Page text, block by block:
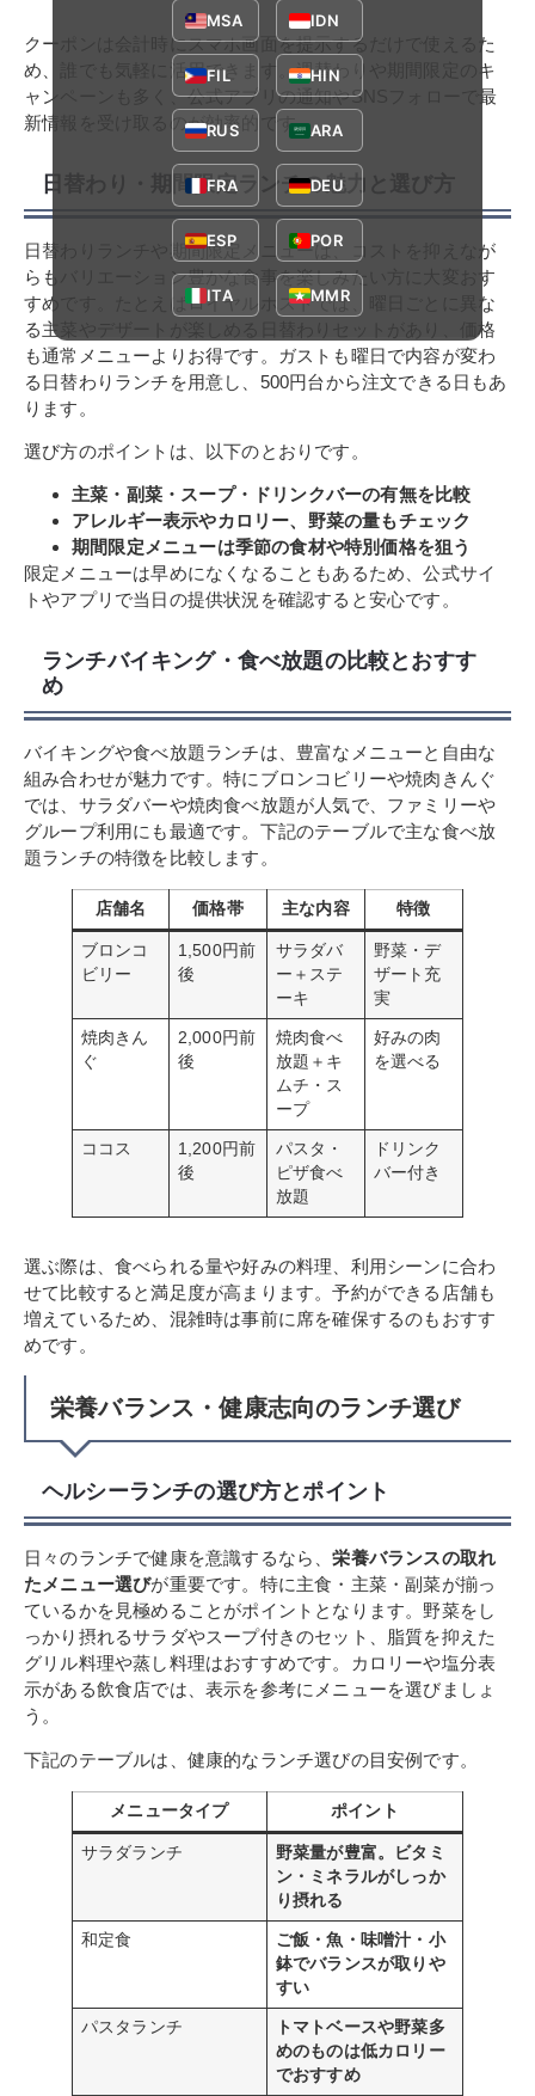
クーポンは会計時にスマホ画面を提示するだけで使えるた
め、誰でも気軽に活用できます。週替わりや期間限定のキ
ャンペーンも多く、公式アプリの通知やSNSフォローで最
新情報を受け取るのが効率的です。
日替わり・期間限定ランチの魅力と選び方
日替わりランチや期間限定メニューは、コストを抑えなが
らもバリエーション豊かな食事を楽しみたい方に大変おす
すめです。たとえばロイヤルホストでは、曜日ごとに異な
る主菜やデザートが楽しめる日替わりセットがあり、価格
も通常メニューよりお得です。ガストも曜日で内容が変わ
る日替わりランチを用意し、500円台から注文できる日もあ
ります。
選び方のポイントは、以下のとおりです。
主菜・副菜・スープ・ドリンクバーの有無を比較
アレルギー表示やカロリー、野菜の量もチェック
期間限定メニューは季節の食材や特別価格を狙う
限定メニューは早めになくなることもあるため、公式サイ
トやアプリで当日の提供状況を確認すると安心です。
ランチバイキング・食べ放題の比較とおすす
め
バイキングや食べ放題ランチは、豊富なメニューと自由な
組み合わせが魅力です。特にブロンコビリーや焼肉きんぐ
では、サラダバーや焼肉食べ放題が人気で、ファミリーや
グループ利用にも最適です。下記のテーブルで主な食べ放
題ランチの特徴を比較します。
店舗名 価格帯 主な内容 特徴
ブロンコ
ビリー
1,500円前
後
サラダバ
ー＋ステ
ーキ
野菜・デ
ザート充
実
焼肉きん
ぐ
2,000円前
後
焼肉食べ
放題＋キ
ムチ・ス
ープ
好みの肉
を選べる
ココス
1,200円前
後
パスタ・
ピザ食べ
放題
ドリンク
バー付き
選ぶ際は、食べられる量や好みの料理、利用シーンに合わ
せて比較すると満足度が高まります。予約ができる店舗も
増えているため、混雑時は事前に席を確保するのもおすす
めです。
栄養バランス・健康志向のランチ選び
ヘルシーランチの選び方とポイント
日々のランチで健康を意識するなら、栄養バランスの取れ
たメニュー選びが重要です。特に主食・主菜・副菜が揃っ
ているかを見極めることがポイントとなります。野菜をし
っかり摂れるサラダやスープ付きのセット、脂質を抑えた
グリル料理や蒸し料理はおすすめです。カロリーや塩分表
示がある飲食店では、表示を参考にメニューを選びましょ
う。
下記のテーブルは、健康的なランチ選びの目安例です。
メニュータイプ ポイント
サラダランチ
野菜量が豊富。ビタミ
ン・ミネラルがしっか
り摂れる
和定食
ご飯・魚・味噌汁・小
鉢でバランスが取りや
すい
パスタランチ
トマトベースや野菜多
めのものは低カロリー
でおすすめ
MSA IDN
FIL HIN
RUS ARA
FRA DEU
ESP POR
ITA MMR